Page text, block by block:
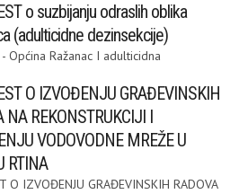
o suzbijanju odraslih oblika
(adulticidne dezinsekcije)
Općina Ražanac I adulticidna
O IZVOĐENJU GRAĐEVINSKIH
NA REKONSTRUKCIJI I
VODOVODNE MREŽE U
RTINA
O IZVOĐENJU GRAĐEVINSKIH RADOVA